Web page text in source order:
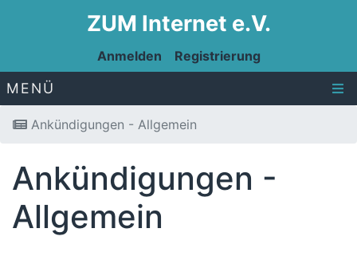
ZUM Internet e.V.
Anmelden Registrierung
MENÜ
Ankündigungen - Allgemein
Ankündigungen -
Allgemein